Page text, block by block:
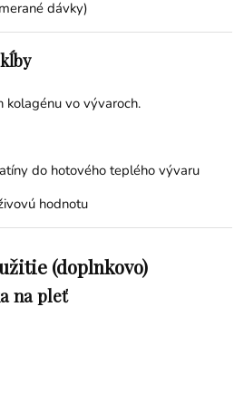
dávky)
kolagénu vo vývaroch.
do hotového teplého vývaru
hodnotu
(doplnkovo)
na pleť